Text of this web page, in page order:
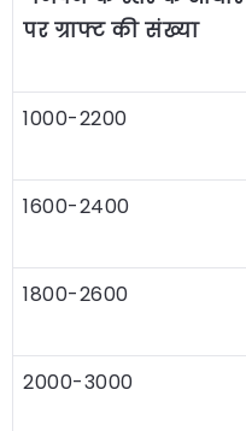
पर ग्राफ्ट की संख्या
1000-2200
1600-2400
1800-2600
2000-3000